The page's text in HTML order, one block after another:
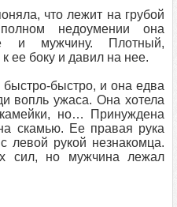
что лежит на грубой
недоумении она
и мужчину. Плотный,
ее боку и давил на нее.
быстро, и она едва
вопль ужаса. Она хотела
но… Принуждена
скамью. Ее правая рука
левой рукой незнакомца.
сил, но мужчина лежал